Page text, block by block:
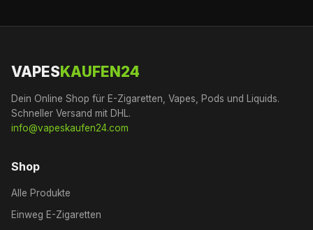
VAPESKAUFEN24
Dein Online Shop für E-Zigaretten, Vapes, Pods und Liquids.
Schneller Versand mit DHL.
info@vapeskaufen24.com
Shop
Alle Produkte
Einweg E-Zigaretten